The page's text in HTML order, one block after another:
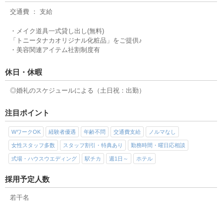
交通費 ： 支給
・メイク道具一式貸し出し(無料)
「トニータナカオリジナル化粧品」をご提供♪
・美容関連アイテム社割制度有
休日・休暇
◎婚礼のスケジュールによる（土日祝：出勤）
注目ポイント
WワークOK 経験者優遇 年齢不問 交通費支給 ノルマなし
女性スタッフ多数 スタッフ割引・特典あり 勤務時間・曜日応相談
式場・ハウスウエディング 駅チカ 週1日～ ホテル
採用予定人数
若干名